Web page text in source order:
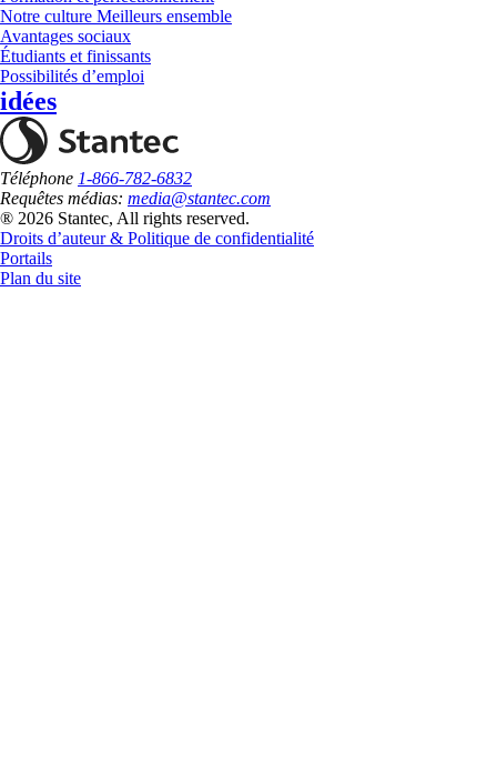
Notre culture Meilleurs ensemble
Avantages sociaux
Étudiants et finissants
Possibilités d’emploi
idées
Téléphone 1-866-782-6832
Requêtes médias: media@stantec.com
® 2026 Stantec, All rights reserved.
Droits d’auteur & Politique de confidentialité
Portails
Plan du site